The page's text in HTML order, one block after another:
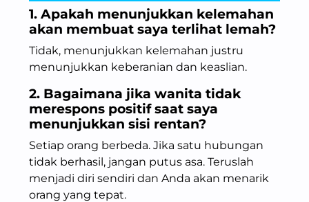
1. Apakah menunjukkan kelemahan
akan membuat saya terlihat lemah?
Tidak, menunjukkan kelemahan justru
menunjukkan keberanian dan keaslian.
2. Bagaimana jika wanita tidak
merespons positif saat saya
menunjukkan sisi rentan?
Setiap orang berbeda. Jika satu hubungan
tidak berhasil, jangan putus asa. Teruslah
menjadi diri sendiri dan Anda akan menarik
orang yang tepat.